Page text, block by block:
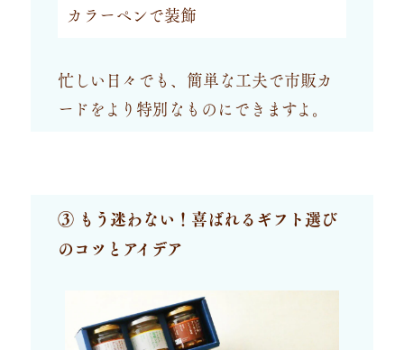
カラーペンで装飾
忙しい日々でも、簡単な工夫で市販カ
ードをより特別なものにできますよ。
③ もう迷わない！喜ばれるギフト選び
のコツとアイデア